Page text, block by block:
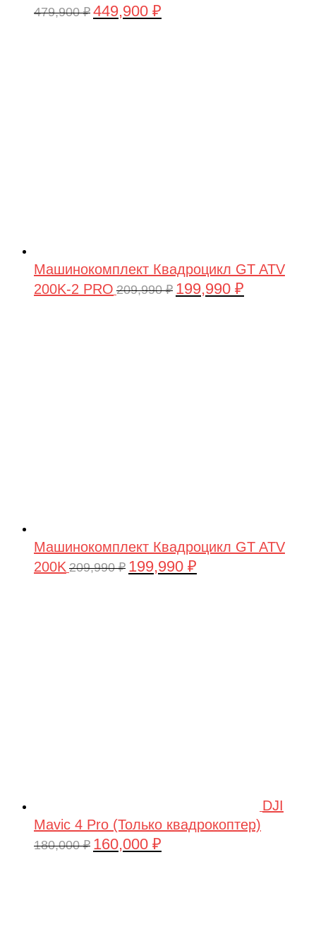
479,900₽ Первоначальная
449,900 ₽
Машинокомплект Квадроцикл GT ATV
200K-2 PRO 209,990₽ Первоначальная
199,990 ₽
Машинокомплект Квадроцикл GT ATV
200K 209,990₽ Первоначальная
199,990 ₽
DJI
Mavic 4 Pro (Только квадрокоптер)
180,000₽ Первоначальная
160,000 ₽